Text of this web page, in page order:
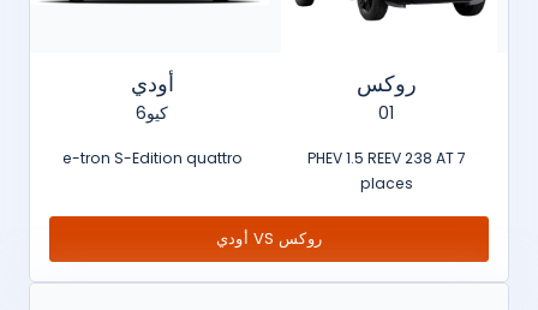
أودي
كيو6
e-tron S-Edition quattro
روكس
01
PHEV 1.5 REEV 238 AT 7
places
أودي VS روكس